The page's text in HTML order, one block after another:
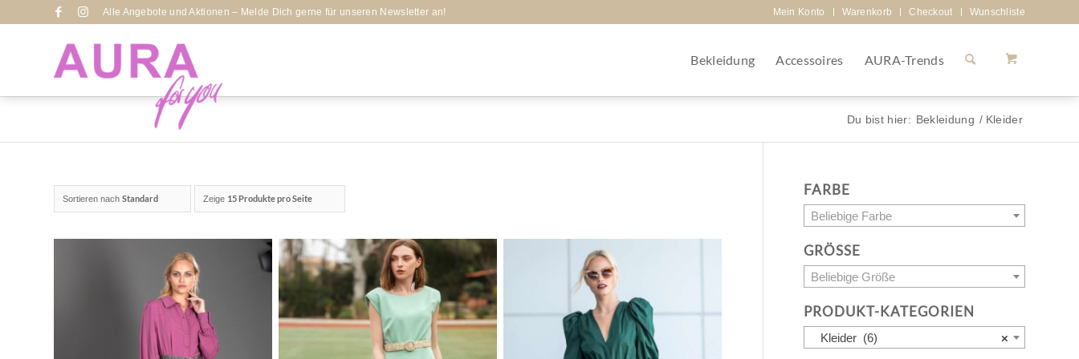
Mein Konto Warenkorb Checkout Wunschliste
Alle Angebote und Aktionen – Melde Dich gerne für unseren Newsletter an!
Bekleidung Accessoires AURA-Trends
Du bist hier: Bekleidung / Kleider
Sortieren nach Standard Zeige 15 Produkte pro Seite
FARBE
Beliebige Farbe
GRÖSSE
Beliebige Größe
PRODUKT-KATEGORIEN
×
Kleider (6)